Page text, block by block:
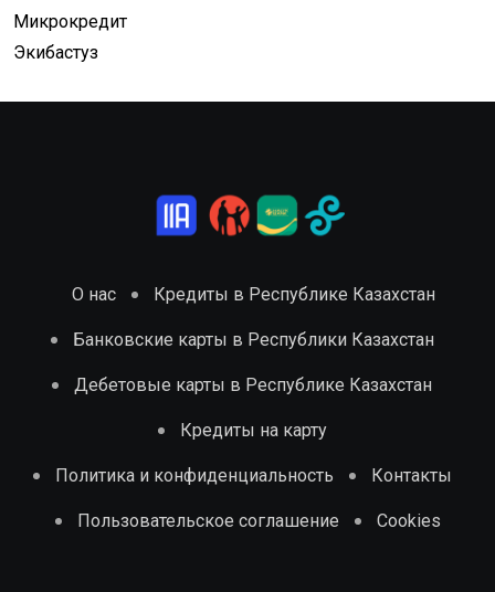
Микрокредит
Экибастуз
О нас Кредиты в Республике Казахстан
Банковские карты в Республики Казахстан
Дебетовые карты в Республике Казахстан
Кредиты на карту
Политика и конфиденциальность Контакты
Пользовательское соглашение Cookies